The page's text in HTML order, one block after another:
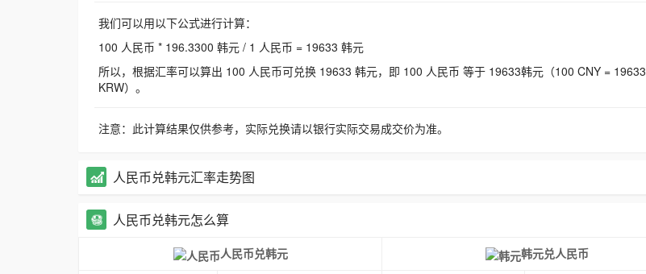
我们可以用以下公式进行计算：
100 人民币 * 196.3300 韩元 / 1 人民币 = 19633 韩元
所以，根据汇率可以算出 100 人民币可兑换 19633 韩元，即 100 人民币 等于 19633韩元（100 CNY = 19633
KRW）。
注意：此计算结果仅供参考，实际兑换请以银行实际交易成交价为准。
人民币兑韩元汇率走势图
人民币兑韩元怎么算
人民币兑韩元 韩元兑人民币